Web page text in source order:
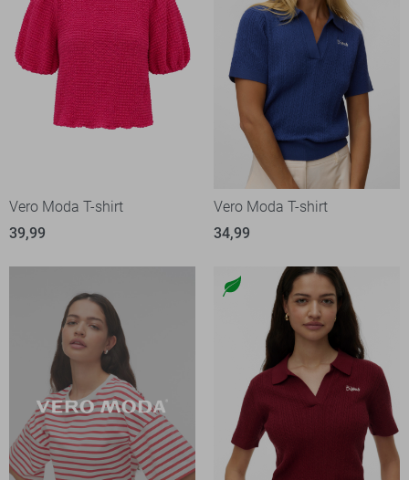
Vero Moda T-shirt
39,99
Vero Moda T-shirt
34,99